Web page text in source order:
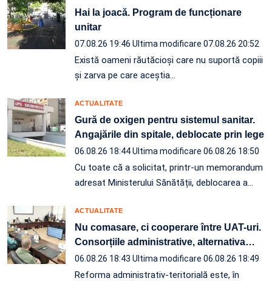
Hai la joacă. Program de funcționare
unitar
07.08.26 19:46 Ultima modificare 07.08.26 20:52
Există oameni răutăcioși care nu suportă copiii
și zarva pe care aceștia…
ACTUALITATE
Gură de oxigen pentru sistemul sanitar.
Angajările din spitale, deblocate prin lege
06.08.26 18:44Ultima modificare 06.08.26 18:50
Cu toate că a solicitat, printr-un memorandum
adresat Ministerului Sănătății, deblocarea a…
ACTUALITATE
Nu comasare, ci cooperare între UAT-uri.
Consorțiile administrative, alternativa…
06.08.26 18:43 Ultima modificare 06.08.26 18:49
Reforma administrativ-teritorială este, în